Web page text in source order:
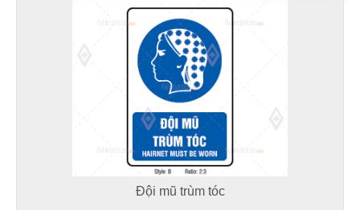
Đội mũ trùm tóc